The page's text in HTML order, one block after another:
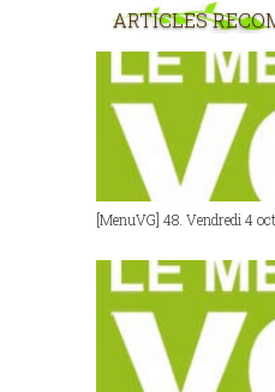
ARTICLES
[MenuVG] 48. Vendredi 4